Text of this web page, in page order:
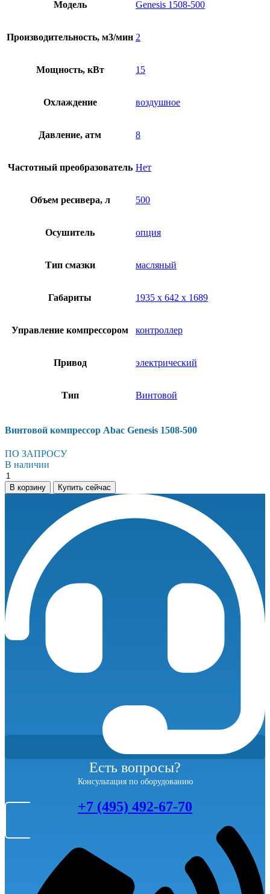
Модель Genesis 1508-500
Производительность, м3/мин 2
Мощность, кВт 15
Охлаждение воздушное
Давление, атм 8
Частотный преобразователь Нет
Объем ресивера, л 500
Осушитель опция
Тип смазки масляный
Габариты 1935 х 642 х 1689
Управление компрессором контроллер
Привод электрический
Тип Винтовой
Винтовой компрессор Abac Genesis 1508-500
ПО ЗАПРОСУ
В наличии
Винтовой
компрессор
Abac
количество
В корзину Купить сейчас
Есть вопросы?
Консультация по оборудованию
+7 (495) 492-67-70